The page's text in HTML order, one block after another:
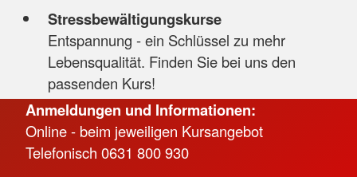
Stressbewältigungskurse
Entspannung - ein Schlüssel zu mehr
Lebensqualität. Finden Sie bei uns den
passenden Kurs!
Anmeldungen und Informationen:
Online - beim jeweiligen Kursangebot
Telefonisch 0631 800 930